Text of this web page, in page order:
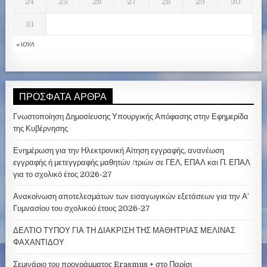
« ΙΟΎΛ
31
ΠΡΌΣΦΑΤΑ ΆΡΘΡΑ
Γνωστοποίηση Δημοσίευσης Υπουργικής Απόφασης στην Εφημερίδα
της Κυβέρνησης
Ενημέρωση για την Ηλεκτρονική Αίτηση εγγραφής, ανανέωση
εγγραφής ή μετεγγραφής μαθητών /τριών σε ΓΕΛ, ΕΠΑΛ και Π. ΕΠΑΛ
για το σχολικό έτος 2026-27
Ανακοίνωση αποτελεσμάτων των εισαγωγικών εξετάσεων για την Α’
Γυμνασίου του σχολικού έτους 2026-27
ΔΕΛΤΙΟ ΤΥΠΟΥ ΓΙΑ ΤΗ ΔΙΑΚΡΙΣΗ ΤΗΣ ΜΑΘΗΤΡΙΑΣ ΜΕΛΙΝΑΣ
ΦΑΧΑΝΤΙΔΟΥ
Σεμινάριο του προγράμματος Erasmus + στο Παρίσι